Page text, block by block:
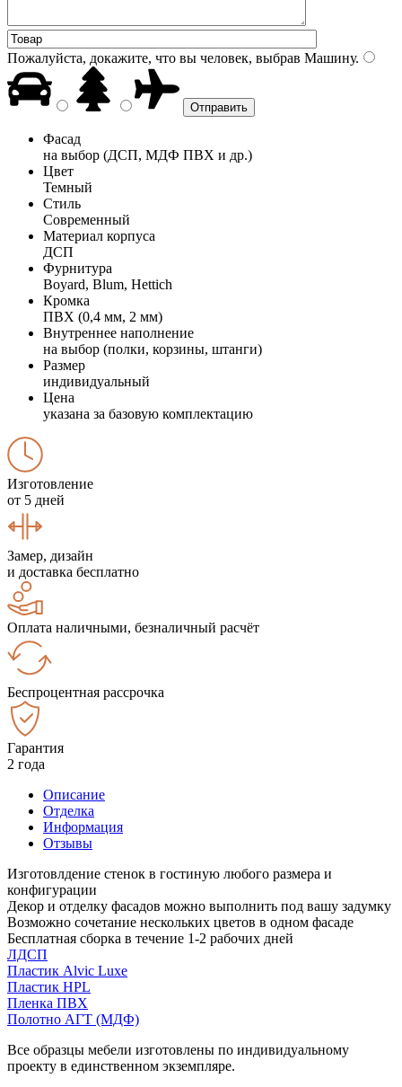
Пожалуйста, докажите, что вы человек, выбрав Машину.
Фасад
на выбор (ДСП, МДФ ПВХ и др.)
Цвет
Темный
Стиль
Современный
Материал корпуса
ДСП
Фурнитура
Boyard, Blum, Hettich
Кромка
ПВХ (0,4 мм, 2 мм)
Внутреннее наполнение
на выбор (полки, корзины, штанги)
Размер
индивидуальный
Цена
указана за базовую комплектацию
Изготовление
от 5 дней
Замер, дизайн
и доставка бесплатно
Оплата наличными, безналичный расчёт
Беспроцентная рассрочка
Гарантия
2 года
Описание
Отделка
Информация
Отзывы
Изготовлдение стенок в гостиную любого размера и
конфигурации
Декор и отделку фасадов можно выполнить под вашу задумку
Возможно сочетание нескольких цветов в одном фасаде
Бесплатная сборка в течение 1-2 рабочих дней
ЛДСП
Пластик Alvic Luxe
Пластик HPL
Пленка ПВХ
Полотно АГТ (МДФ)
Все образцы мебели изготовлены по индивидуальному
проекту в единственном экземпляре.